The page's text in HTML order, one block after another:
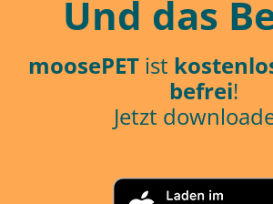
Und das
moo­se­PETist
be­frei!
Jetzt